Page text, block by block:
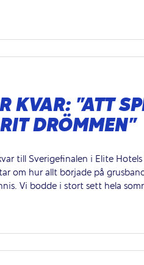
KVAR: ”ATT
DRÖMMEN”
till Sverigefinalen i Elite
om hur allt började på
Vi bodde i stort sett hela